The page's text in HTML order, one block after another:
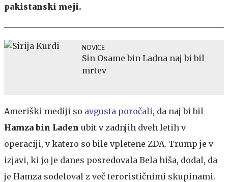
pakistanski meji.
NOVICE
Sin Osame bin Ladna naj bi bil
mrtev
Ameriški mediji so avgusta poročali, da naj bi bil
Hamza bin Laden ubit v zadnjih dveh letih v
operaciji, v katero so bile vpletene ZDA. Trump je v
izjavi, ki jo je danes posredovala Bela hiša, dodal, da
je Hamza sodeloval z več terorističnimi skupinami.